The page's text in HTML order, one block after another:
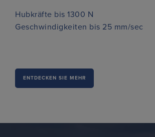
Hubkräfte bis 1300 N
Geschwindigkeiten bis 25 mm/sec
ENTDECKEN SIE MEHR